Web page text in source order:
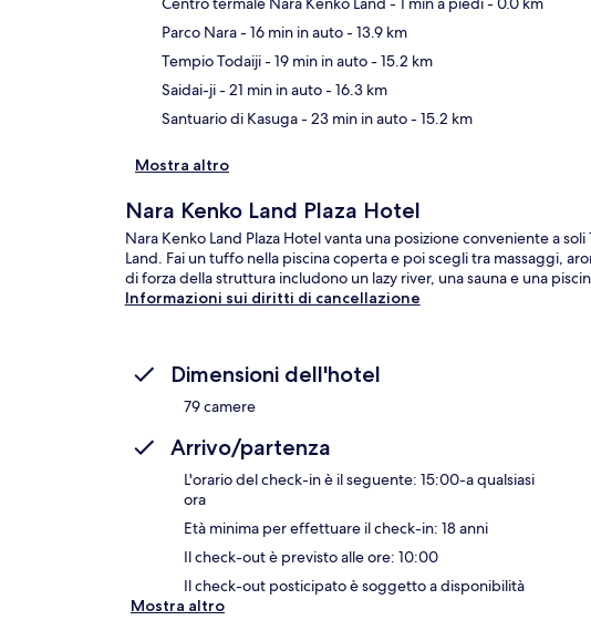
Parco Nara- 16 min in auto- 13.9 km
Tempio Todaiji- 19 min in auto- 15.2 km
Saidai-ji- 21 min in auto- 16.3 km
Santuario di Kasuga- 23 min in auto- 15.2 km
Mostra altro
Nara Kenko Land Plaza Hotel
Nara Kenko Land Plaza Hotel vanta una posizione conveniente a
Land. Fai un tuffo nella piscina coperta e poi scegli tra massaggi,
di forza della struttura includono un lazy river, una sauna e una
Informazioni sui diritti di cancellazione
Dimensioni dell'hotel
79 camere
Arrivo/partenza
L'orario del check-in è il seguente: 15:00-a qualsiasi
ora
Età minima per effettuare il check-in: 18 anni
Il check-out è previsto alle ore: 10:00
Il check-out posticipato è soggetto a disponibilità
Mostra altro